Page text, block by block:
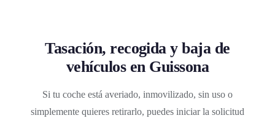
Tasación, recogida y baja de
vehículos en Guissona
Si tu coche está averiado, inmovilizado, sin uso o
simplemente quieres retirarlo, puedes iniciar la solicitud